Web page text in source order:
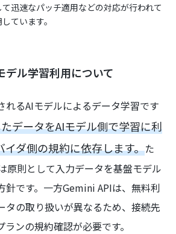
迅速なパッチ適用などの対応が行われて
ています。
デル学習利用について
れるAIモデルによるデータ学習です
データをAIモデル側で学習に利
イダ側の規約に依存します。た
原則として入力データを基盤モデル
針です。一方Gemini APIは、無料利
タの取り扱いが異なるため、接続先
ンの規約確認が必要です。